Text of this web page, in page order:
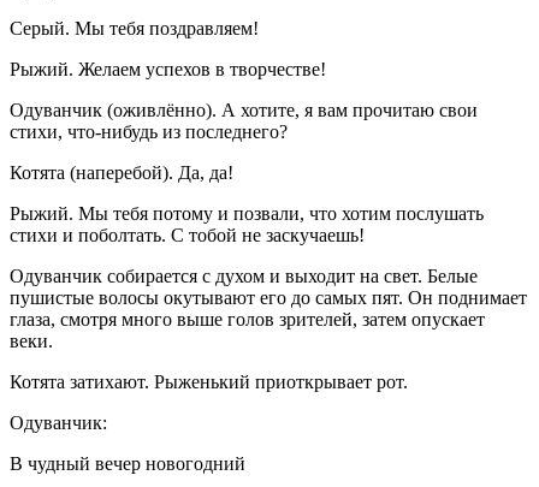
Серый. Мы тебя поздравляем!
Рыжий. Желаем успехов в творчестве!
Одуванчик (оживлённо). А хотите, я вам прочитаю свои
стихи, что-нибудь из последнего?
Котята (наперебой). Да, да!
Рыжий. Мы тебя потому и позвали, что хотим послушать
стихи и поболтать. С тобой не заскучаешь!
Одуванчик собирается с духом и выходит на свет. Белые
пушистые волосы окутывают его до самых пят. Он поднимает
глаза, смотря много выше голов зрителей, затем опускает
веки.
Котята затихают. Рыженький приоткрывает рот.
Одуванчик:
В чудный вечер новогодний